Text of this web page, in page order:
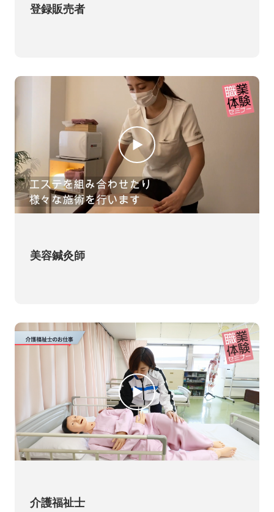
登録販売者
美容鍼灸師
介護福祉士